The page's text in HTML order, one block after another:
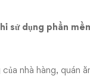
sử dụng phần
nhà hàng,